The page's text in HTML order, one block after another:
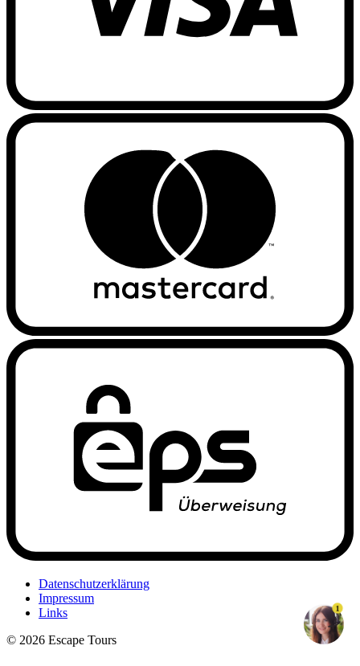
Datenschutzerklärung
Impressum
Links
© 2026 Escape Tours
1